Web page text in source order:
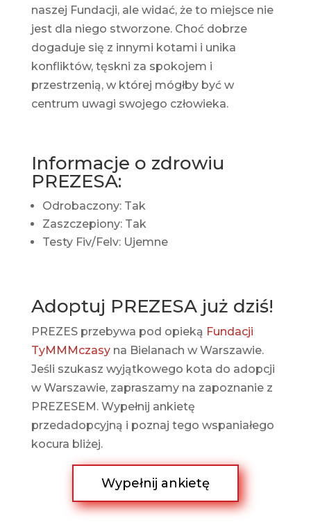
naszej Fundacji, ale widać, że to miejsce nie
jest dla niego stworzone. Choć dobrze
dogaduje się z innymi kotami i unika
konfliktów, tęskni za spokojem i
przestrzenią, w której mógłby być w
centrum uwagi swojego człowieka.
Informacje o zdrowiu
PREZESA:
Odrobaczony: Tak
Zaszczepiony: Tak
Testy Fiv/Felv: Ujemne
Adoptuj PREZESA już dziś!
PREZES przebywa pod opieką Fundacji
TyMMMczasy na Bielanach w Warszawie.
Jeśli szukasz wyjątkowego kota do adopcji
w Warszawie, zapraszamy na zapoznanie z
PREZESEM. Wypełnij ankietę
przedadopcyjną i poznaj tego wspaniałego
kocura bliżej.
Wypełnij ankietę